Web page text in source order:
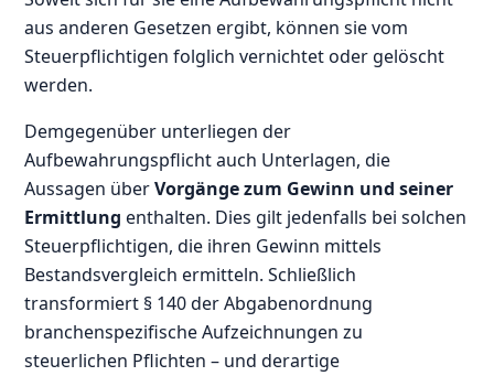
aus anderen Gesetzen ergibt, können sie vom
Steuerpflichtigen folglich vernichtet oder gelöscht
werden.
Demgegenüber unterliegen der
Aufbewahrungspflicht auch Unterlagen, die
Aussagen überVorgänge zum Gewinn und seiner
Ermittlung enthalten. Dies gilt jedenfalls bei solchen
Steuerpflichtigen, die ihren Gewinn mittels
Bestandsvergleich ermitteln. Schließlich
transformiert § 140 der Abgabenordnung
branchenspezifische Aufzeichnungen zu
steuerlichen Pflichten – und derartige